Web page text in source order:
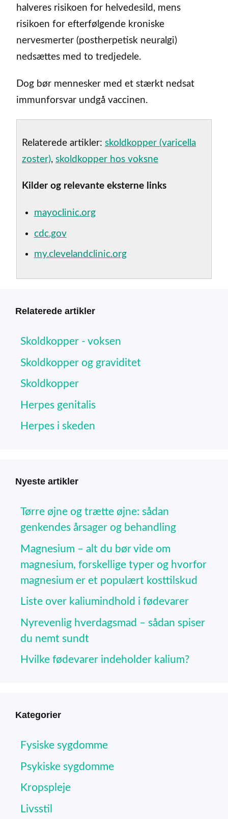
halveres risikoen for helvedesild, mens
risikoen for efterfølgende kroniske
nervesmerter (postherpetisk neuralgi)
nedsættes med to tredjedele.
Dog bør mennesker med et stærkt nedsat
immunforsvar undgå vaccinen.
Relaterede artikler: skoldkopper (varicella
zoster), skoldkopper hos voksne
Kilder og relevante eksterne links
mayoclinic.org
cdc.gov
my.clevelandclinic.org
Relaterede artikler
Skoldkopper - voksen
Skoldkopper og graviditet
Skoldkopper
Herpes genitalis
Herpes i skeden
Nyeste artikler
Tørre øjne og trætte øjne: sådan
genkendes årsager og behandling
Magnesium – alt du bør vide om
magnesium, forskellige typer og hvorfor
magnesium er et populært kosttilskud
Liste over kaliumindhold i fødevarer
Nyrevenlig hverdagsmad – sådan spiser
du nemt sundt
Hvilke fødevarer indeholder kalium?
Kategorier
Fysiske sygdomme
Psykiske sygdomme
Kropspleje
Livsstil